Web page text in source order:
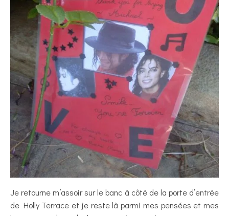
Je retourne m’assoir sur le banc à côté de la porte d’entrée
de Holly Terrace et je reste là parmi mes pensées et mes